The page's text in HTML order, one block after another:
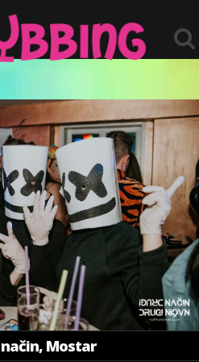
Mostar